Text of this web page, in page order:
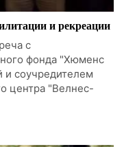
и рекреации
с
фонда "Хюменс
соучредителем
центра "Велнес-